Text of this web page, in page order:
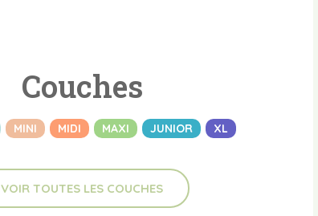
Couches
MINI MIDI MAXI JUNIOR XL
VOIR TOUTES LES COUCHES